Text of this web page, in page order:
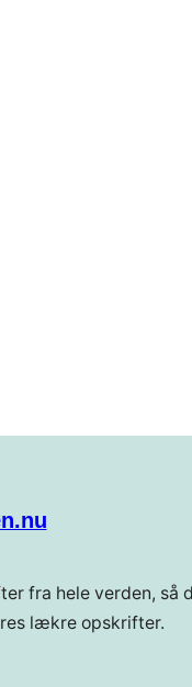
fra hele verden,
lækre opskrifter.